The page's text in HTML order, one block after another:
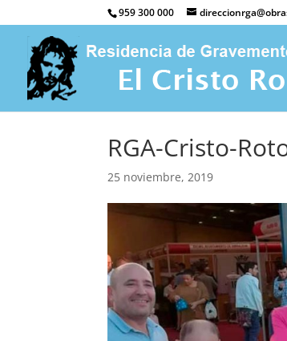
959 300 000
RGA-Cristo-
25 noviembre, 2019